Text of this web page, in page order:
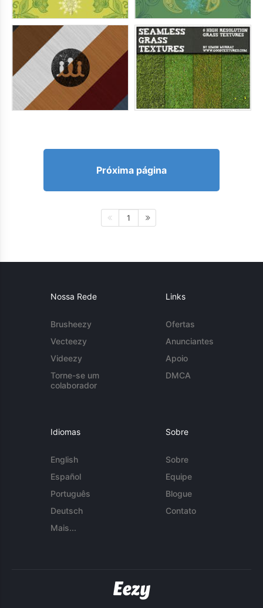
Próxima página
1
Nossa Rede
Brusheezy
Vecteezy
Videezy
Torne-se um
colaborador
Links
Ofertas
Anunciantes
Apoio
DMCA
Idiomas
English
Español
Português
Deutsch
Mais...
Sobre
Sobre
Equipe
Blogue
Contato